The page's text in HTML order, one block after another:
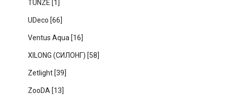
TUNZE [1]
UDeco [66]
Ventus Aqua [16]
XILONG (СИЛОНГ) [58]
Zetlight [39]
ZooDA [13]